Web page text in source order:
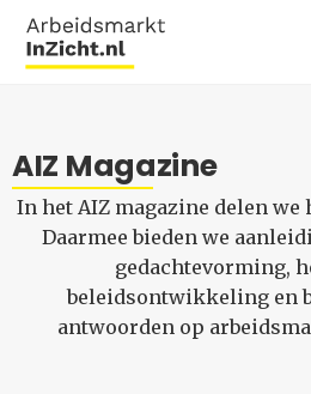
AIZ Magazine
In het AIZ magazine delen we
Daarmee bieden we
gedachtevorming,
beleidsontwikkeling en
antwoorden op